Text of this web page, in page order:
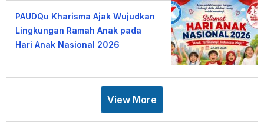
PAUDQu Kharisma Ajak Wujudkan
Lingkungan Ramah Anak pada
Hari Anak Nasional 2026
View More